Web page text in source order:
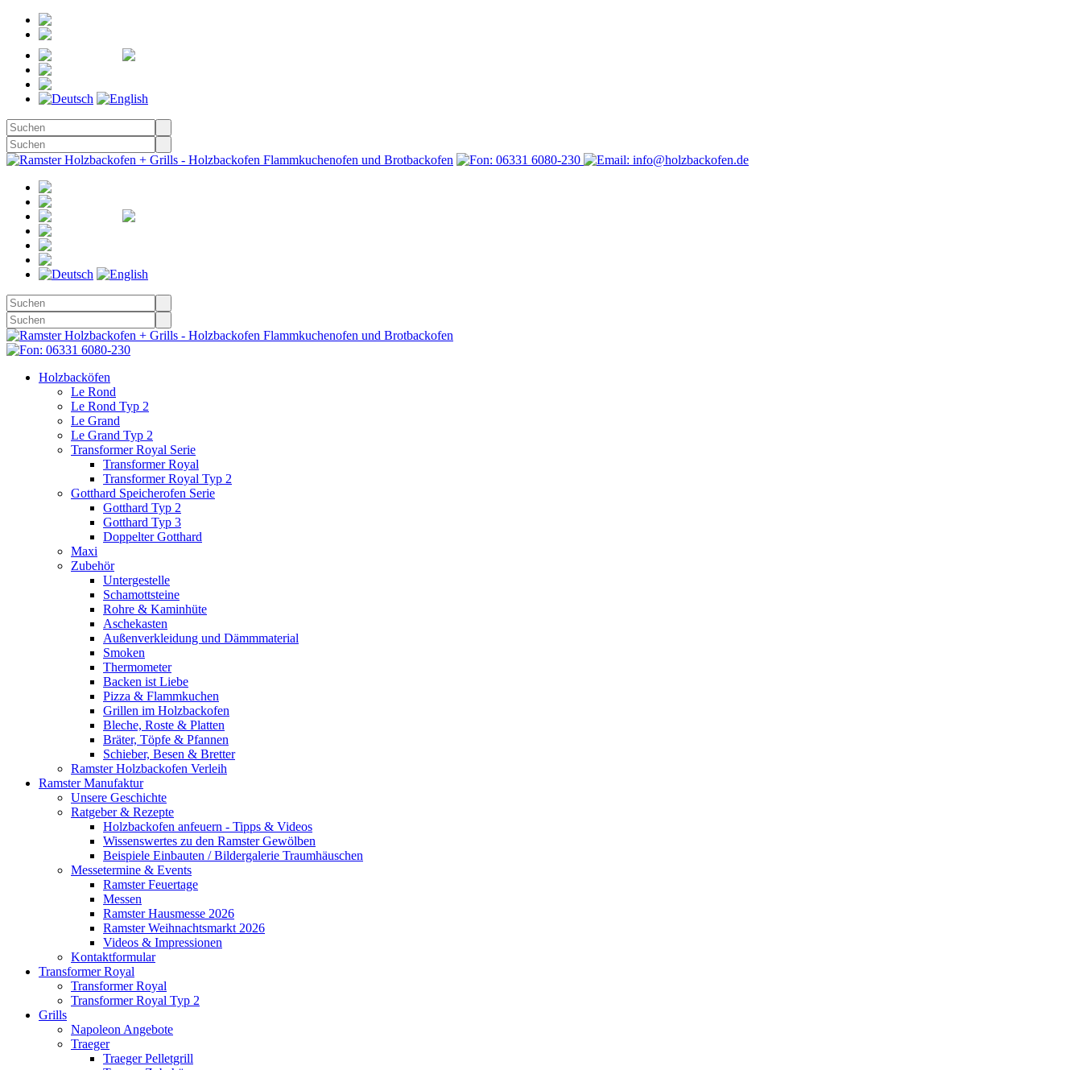
Holzbacköfen
Le Rond
Le Rond Typ 2
Le Grand
Le Grand Typ 2
Transformer Royal Serie
Transformer Royal
Transformer Royal Typ 2
Gotthard Speicherofen Serie
Gotthard Typ 2
Gotthard Typ 3
Doppelter Gotthard
Maxi
Zubehör
Untergestelle
Schamottsteine
Rohre & Kaminhüte
Aschekasten
Außenverkleidung und Dämmmaterial
Smoken
Thermometer
Backen ist Liebe
Pizza & Flammkuchen
Grillen im Holzbackofen
Bleche, Roste & Platten
Bräter, Töpfe & Pfannen
Schieber, Besen & Bretter
Ramster Holzbackofen Verleih
Ramster Manufaktur
Unsere Geschichte
Ratgeber & Rezepte
Holzbackofen anfeuern - Tipps & Videos
Wissenswertes zu den Ramster Gewölben
Beispiele Einbauten / Bildergalerie Traumhäuschen
Messetermine & Events
Ramster Feuertage
Messen
Ramster Hausmesse 2026
Ramster Weihnachtsmarkt 2026
Videos & Impressionen
Kontaktformular
Transformer Royal
Transformer Royal
Transformer Royal Typ 2
Grills
Napoleon Angebote
Traeger
Traeger Pelletgrill